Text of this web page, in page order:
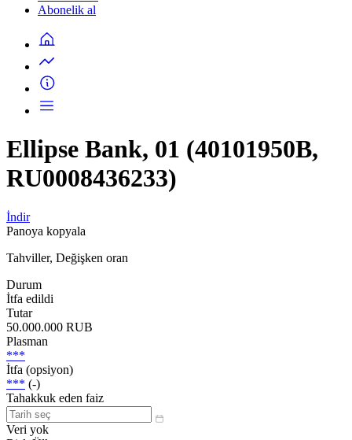
Abonelik al
Ellipse Bank, 01 (40101950B,
RU0008436233)
İndir
Panoya kopyala
Tahviller, Değişken oran
Durum
İtfa edildi
Tutar
50.000.000 RUB
Plasman
***
İtfa (opsiyon)
*** (-)
Tahakkuk eden faiz
Veri yok